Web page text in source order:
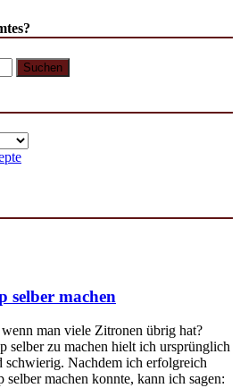
selber machen
man viele Zitronen übrig hat?
selber zu machen hielt ich ursprünglich
Nachdem ich erfolgreich
selber machen konnte, kann ich sagen: